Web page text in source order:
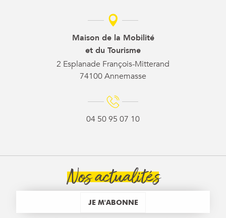
Maison de la Mobilité
et du Tourisme
2 Esplanade François-Mitterand
74100 Annemasse
04 50 95 07 10
Nos actualités
JE M'ABONNE